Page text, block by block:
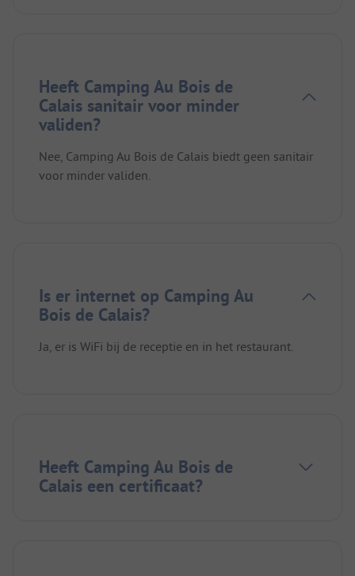
Heeft Camping Au Bois de
Calais sanitair voor minder
validen?
Nee, Camping Au Bois de Calais biedt geen sanitair
voor minder validen.
Is er internet op Camping Au
Bois de Calais?
Ja, er is WiFi bij de receptie en in het restaurant.
Heeft Camping Au Bois de
Calais een certificaat?